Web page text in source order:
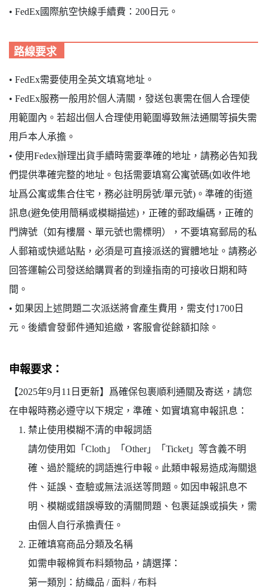
• FedEx國際航空快線手續費：200日元。
路線要求
• FedEx需要使用全英文填寫地址。
• FedEx服務一般用於個人清關，發送包裹需在個人合理使
用範圍內。若超出個人合理使用範圍導致無法通關等損失需
用戶本人承擔。
• 使用Fedex辦理出貨手續時需要準確的地址，請務必告知我
們提供準確完整的地址。包括需要填寫公寓號碼(如收件地
址爲公寓或集合住宅，務必註明房號/單元號)。準確的街道
訊息(避免使用簡稱或模糊描述)，正確的郵政編碼，正確的
門牌號（如有樓層、單元號也需標明），不要填寫郵局的私
人郵箱或快遞站點，必須是可直接派送的實體地址。請務必
回答運輸公司發送給購買者的到達指南的可接收日期和時
間。
• 如果因上述問題二次派送將會產生費用，需支付1700日
元。後續會發郵件通知追繳，客服會從餘額扣除。
申報要求：
【2025年9月11日更新】爲確保包裹順利通關及寄送，請您
在申報時務必遵守以下規定，準確、如實填寫申報訊息：
禁止使用模糊不清的申報詞語
請勿使用如「Cloth」「Other」「Ticket」等含義不明
確、過於籠統的詞語進行申報。此類申報易造成海關退
件、延誤、查驗或無法派送等問題。如因申報訊息不
明、模糊或錯誤導致的清關問題、包裹延誤或損失，需
由個人自行承擔責任。
正確填寫商品分類及名稱
如需申報棉質布料類物品，請選擇：
第一類別：紡織品 / 面料 / 布料